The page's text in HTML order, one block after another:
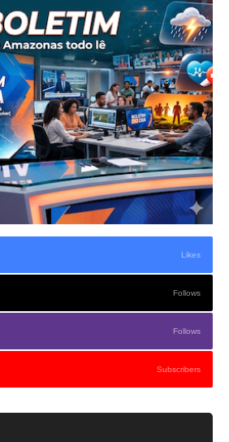
Likes
Follows
Follows
Subscribers